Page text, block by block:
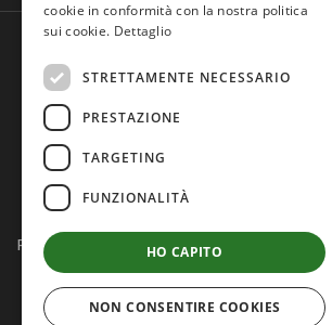
Privacy policy Cookie policy Note legali
cookie in conformità con la nostra politica
sui cookie. Dettaglio
STRETTAMENTE NECESSARIO
PRESTAZIONE
TARGETING
FUNZIONALITÀ
HO CAPITO
NON CONSENTIRE COOKIES